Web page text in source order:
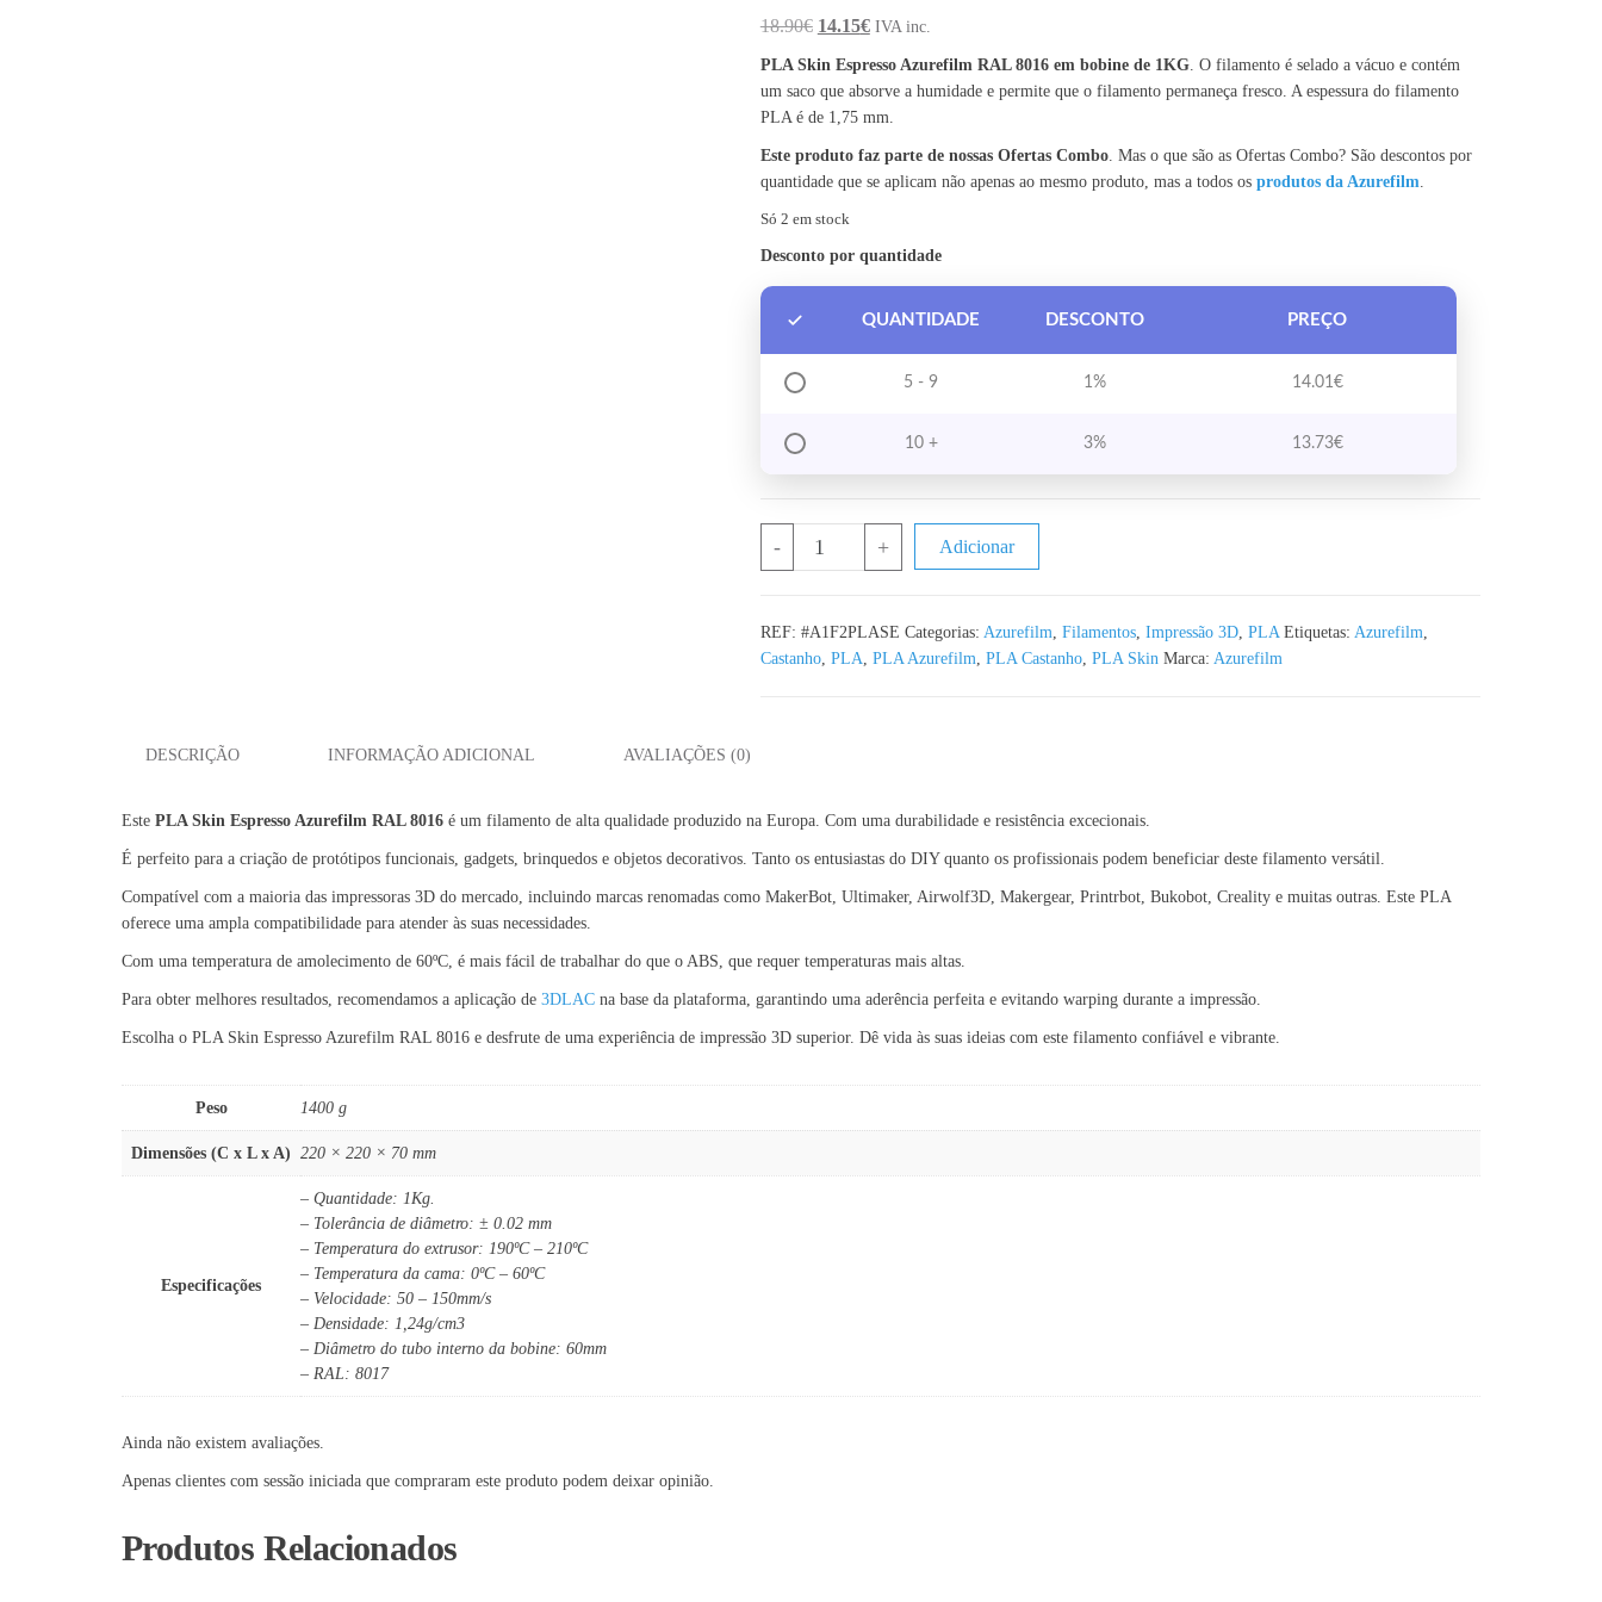
18.90€ O preço original era: 18.90€.
14.15€O preço atual é: 14.15€.
IVA inc.
PLA Skin Espresso Azurefilm RAL 8016 em bobine de 1KG. O filamento é selado a vácuo e contém
um saco que absorve a humidade e permite que o filamento permaneça fresco. A espessura do filamento
PLA é de 1,75 mm.
Este produto faz parte de nossas Ofertas Combo. Mas o que são as Ofertas Combo? São descontos por
quantidade que se aplicam não apenas ao mesmo produto, mas a todos os produtos da Azurefilm.
Só 2 em stock
Desconto por quantidade
QUANTIDADE DESCONTO PREÇO
5 - 9 1% 14.01€
10 + 3% 13.73€
- + Adicionar
REF: #A1F2PLASE Categorias: Azurefilm, Filamentos, Impressão 3D, PLA Etiquetas: Azurefilm,
Castanho, PLA, PLA Azurefilm, PLA Castanho, PLA Skin Marca: Azurefilm
DESCRIÇÃO INFORMAÇÃO ADICIONAL AVALIAÇÕES (0)
Este PLA Skin Espresso Azurefilm RAL 8016 é um filamento de alta qualidade produzido na Europa. Com uma durabilidade e resistência excecionais.
É perfeito para a criação de protótipos funcionais, gadgets, brinquedos e objetos decorativos. Tanto os entusiastas do DIY quanto os profissionais podem beneficiar deste filamento versátil.
Compatível com a maioria das impressoras 3D do mercado, incluindo marcas renomadas como MakerBot, Ultimaker, Airwolf3D, Makergear, Printrbot, Bukobot, Creality e muitas outras. Este PLA
oferece uma ampla compatibilidade para atender às suas necessidades.
Com uma temperatura de amolecimento de 60ºC, é mais fácil de trabalhar do que o ABS, que requer temperaturas mais altas.
Para obter melhores resultados, recomendamos a aplicação de 3DLAC na base da plataforma, garantindo uma aderência perfeita e evitando warping durante a impressão.
Escolha o PLA Skin Espresso Azurefilm RAL 8016 e desfrute de uma experiência de impressão 3D superior. Dê vida às suas ideias com este filamento confiável e vibrante.
Peso 1400 g
Dimensões (C x L x A) 220 × 220 × 70 mm
Especificações
– Quantidade: 1Kg.
– Tolerância de diâmetro: ± 0.02 mm
– Temperatura do extrusor: 190ºC – 210ºC
– Temperatura da cama: 0ºC – 60ºC
– Velocidade: 50 – 150mm/s
– Densidade: 1,24g/cm3
– Diâmetro do tubo interno da bobine: 60mm
– RAL: 8017
Ainda não existem avaliações.
Apenas clientes com sessão iniciada que compraram este produto podem deixar opinião.
Produtos Relacionados